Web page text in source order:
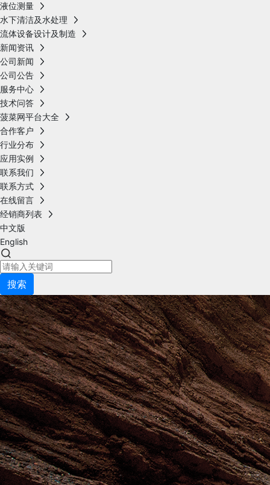
液位测量
水下清洁及水处理
流体设备设计及制造
新闻资讯
公司新闻
公司公告
服务中心
技术问答
菠菜网平台大全
合作客户
行业分布
应用实例
联系我们
联系方式
在线留言
经销商列表
中文版
English
搜索